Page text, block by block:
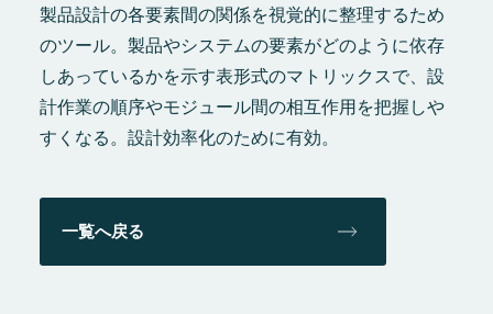
製品設計の各要素間の関係を視覚的に整理するため
のツール。製品やシステムの要素がどのように依存
しあっているかを示す表形式のマトリックスで、設
計作業の順序やモジュール間の相互作用を把握しや
すくなる。設計効率化のために有効。
一覧へ戻る